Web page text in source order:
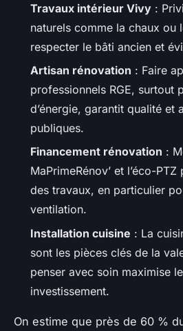
Travaux intérieur Vivy :
naturels comme la chaux ou
respecter le bâti ancien et
Artisan rénovation : Faire
professionnels RGE, surtout
d’énergie, garantit qualité et
publiques.
Financement rénovation :
MaPrimeRénov’ et l’éco-
des travaux, en particulier
ventilation.
Installation cuisine : La
sont les pièces clés de la
penser avec soin maximise
investissement.
On estime que près de 60 %